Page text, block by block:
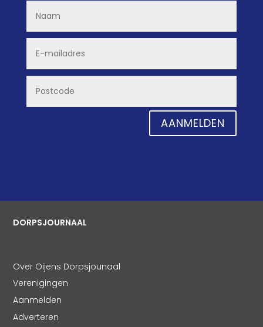
AANMELDEN
DORPSJOURNAAL
Over Oijens Dorpsjounaal
Verenigingen
Aanmelden
Adverteren